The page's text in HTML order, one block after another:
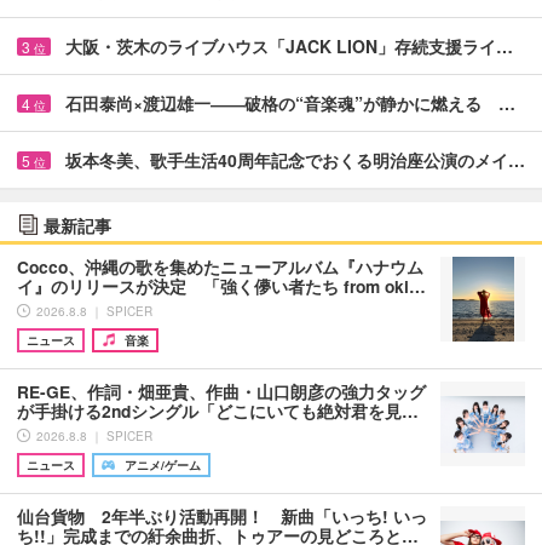
3 位 大阪・茨木のライブハウス「JACK LION」存続支援ライ…
4 位 石田泰尚×渡辺雄一――破格の“音楽魂”が静かに燃える …
5 位 坂本冬美、歌手生活40周年記念でおくる明治座公演のメイ…
最新記事
Cocco、沖縄の歌を集めたニューアルバム『ハナウム
イ』のリリースが決定 「強く儚い者たち from oki…
2026.8.8 ｜ SPICER
ニュース
音楽
RE-GE、作詞・畑亜貴、作曲・山口朗彦の強力タッグ
が手掛ける2ndシングル「どこにいても絶対君を見…
2026.8.8 ｜ SPICER
ニュース
アニメ/ゲーム
仙台貨物 2年半ぶり活動再開！ 新曲「いっち! いっ
ち!!」完成までの紆余曲折、トゥアーの見どころと…